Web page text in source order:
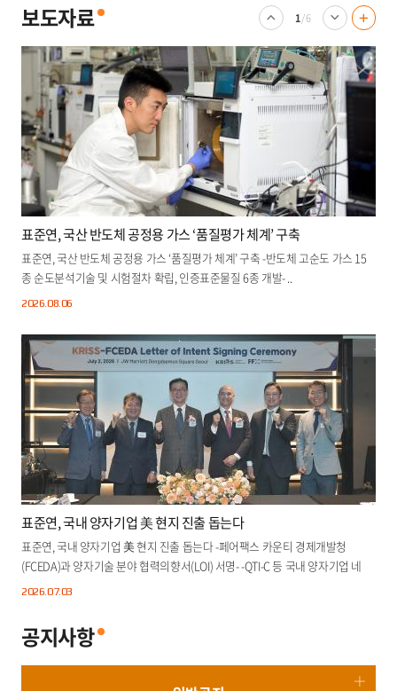
보도자료
보
도
자
료
기
2026.06.04
표준연, 국산 반도체 공정용 가스 ‘품질평가 체계’ 구축
표준연, 국산 반도체 공정용 가스 ‘품질평가 체계’ 구축 -반도체 고순도 가스 15
종 순도분석기술 및 시험절차 확립, 인증표준물질 6종 개발- ..
2026.08. 06
표준연, 국내 양자기업 美 현지 진출 돕는다
표준연, 국내 양자기업 美 현지 진출 돕는다 -페어팩스 카운티 경제개발청
(FCEDA)과 양자기술 분야 협력의향서(LOI) 서명- -QTI-C 등 국내 양자기업 네
트..
2026.07.03
이
전
배
너
다
음
배
너
1/ 6
공지사항